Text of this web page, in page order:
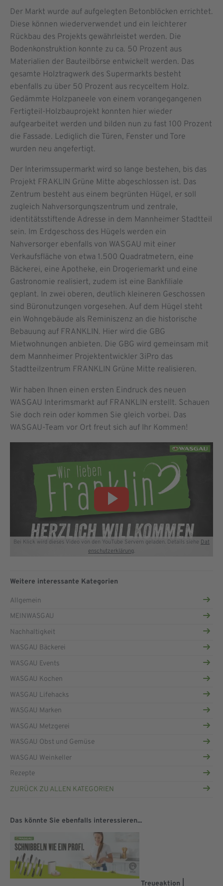
Der Markt wurde auf aufgelegten Betonblöcken errichtet.
Diese können wiederverwendet und ein leichterer
Rückbau des Projekts gewährleistet werden. Die
Bodenkonstruktion konnte zu ca. 50 Prozent aus
Materialien der Bauteilbörse entwickelt werden. Das
gesamte Holztragwerk des Supermarkts besteht
ebenfalls zu über 50 Prozent aus recyceltem Holz.
Gedämmte Holzpaneele von einem vorangegangenen
Fertigteil-Holzbauprojekt konnten hier wieder
aufgearbeitet werden und bilden nun zu fast 100 Prozent
die Fassade. Lediglich die Türen, Fenster und Tore
wurden neu angefertigt.
Der Interimssupermarkt wird so lange bestehen, bis das
Projekt FRAKLIN Grüne Mitte abgeschlossen ist. Das
Zentrum besteht aus einem begrünten Hügel, er soll
zugleich Nahversorgungszentrum und zentrale,
identitätsstiftende Adresse in dem Mannheimer Stadtteil
sein. Im Erdgeschoss des Hügels werden ein
Nahversorger ebenfalls von WASGAU mit einer
Verkaufsfläche von etwa 1.500 Quadratmetern, eine
Bäckerei, eine Apotheke, ein Drogeriemarkt und eine
Gastronomie realisiert, zudem ist eine Bankfiliale
geplant. In zwei oberen, deutlich kleineren Geschossen
sind Büronutzungen vorgesehen. Auf dem Hügel steht
ein Wohngebäude als Reminiszenz an die historische
Bebauung auf FRANKLIN. Hier wird die GBG
Mietwohnungen anbieten. Die GBG wird gemeinsam mit
dem Mannheimer Projektentwickler 3iPro das
Stadtteilzentrum FRANKLIN Grüne Mitte realisieren.
Wir haben Ihnen einen ersten Eindruck des neuen
WASGAU Interimsmarkt auf FRANKLIN erstellt. Schauen
Sie doch rein oder kommen Sie gleich vorbei. Das
WASGAU-Team vor Ort freut sich auf Ihr Kommen!
Bei Klick wird dieses Video von den YouTube Servern geladen. Details siehe Dat
enschutzerklärung.
Weitere interessante Kategorien
Allgemein
MEINWASGAU
Nachhaltigkeit
WASGAU Bäckerei
WASGAU Events
WASGAU Kochen
WASGAU Lifehacks
WASGAU Marken
WASGAU Metzgerei
WASGAU Obst und Gemüse
WASGAU Weinkeller
Rezepte
ZURÜCK ZU ALLEN KATEGORIEN
Das könnte Sie ebenfalls interessieren...
Treueaktion |